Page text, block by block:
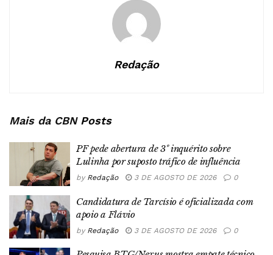
Redação
Mais da CBNPosts
PF pede abertura de 3º inquérito sobre
Lulinha por suposto tráfico de influência
by Redação 3 DE AGOSTO DE 2026 0
Candidatura de Tarcísio é oficializada com
apoio a Flávio
by Redação 3 DE AGOSTO DE 2026 0